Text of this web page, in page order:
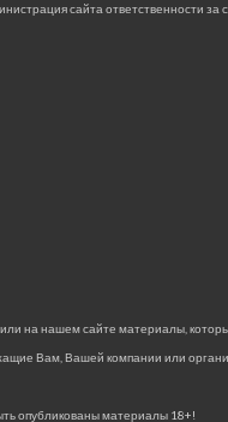
сайта ответственности
на нашем сайте материалы,
Вам, Вашей компании или
опубликованы материалы 18+!